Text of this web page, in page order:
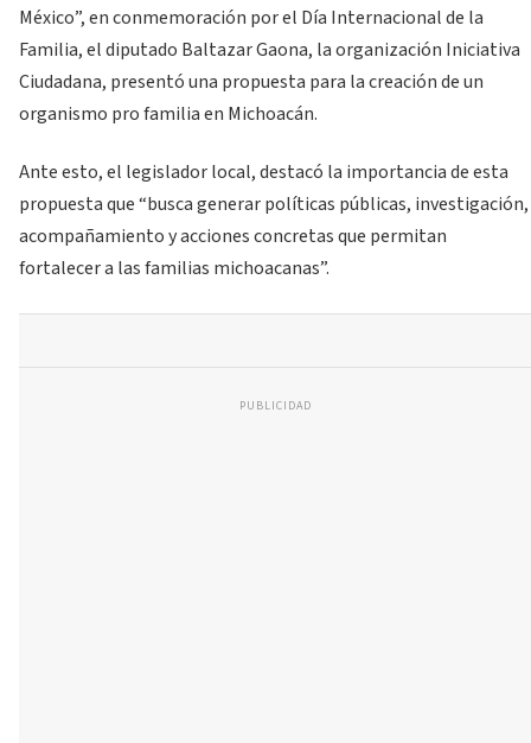
México”, en conmemoración por el Día Internacional de la
Familia, el diputado Baltazar Gaona, la organización Iniciativa
Ciudadana, presentó una propuesta para la creación de un
organismo pro familia en Michoacán.
Ante esto, el legislador local, destacó la importancia de esta
propuesta que “busca generar políticas públicas, investigación,
acompañamiento y acciones concretas que permitan
fortalecer a las familias michoacanas”.
PUBLICIDAD